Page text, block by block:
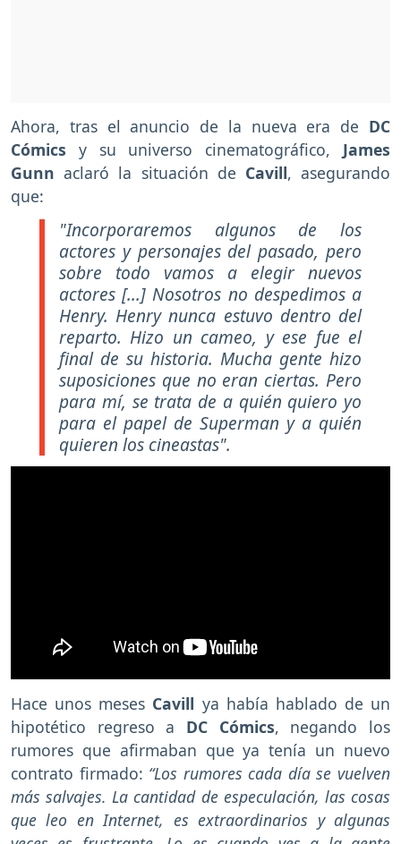
Ahora, tras el anuncio de la nueva era de DC
Cómics y su universo cinematográfico, James
Gunnaclaró la situación de Cavill, asegurando
que:
"Incorporaremos algunos de los
actores y personajes del pasado, pero
sobre todo vamos a elegir nuevos
actores [...] Nosotros no despedimos a
Henry. Henry nunca estuvo dentro del
reparto. Hizo un cameo, y ese fue el
final de su historia. Mucha gente hizo
suposiciones que no eran ciertas. Pero
para mí, se trata de a quién quiero yo
para el papel de Superman y a quién
quieren los cineastas".
Hace unos meses Cavill ya había hablado de un
hipotético regreso a DC Cómics, negando los
rumores que afirmaban que ya tenía un nuevo
contrato firmado: “Los rumores cada día se vuelven
más salvajes. La cantidad de especulación, las cosas
que leo en Internet, es extraordinarios y algunas